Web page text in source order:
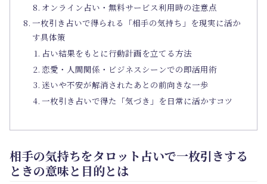
オンライン占い・無料サービス利用時の注意点
一枚引き占いで得られる「相手の気持ち」を現実に活か
す具体策
占い結果をもとに行動計画を立てる方法
恋愛・人間関係・ビジネスシーンでの即活用術
迷いや不安が解消されたあとの前向きな一歩
一枚引き占いで得た「気づき」を日常に活かすコツ
相手の気持ちをタロット占いで一枚引きする
ときの意味と目的とは